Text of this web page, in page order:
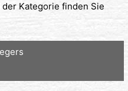
Kategorie finden Sie